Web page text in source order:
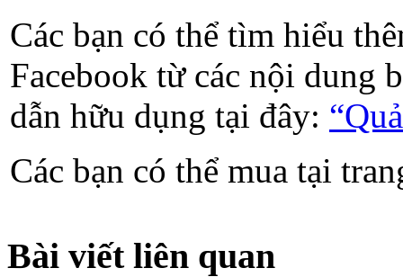
Các bạn có thể tìm hiểu
Facebook từ các nội dung
dẫn hữu dụng tại đây:
Các bạn có thể mua tại
Bài viết liên quan